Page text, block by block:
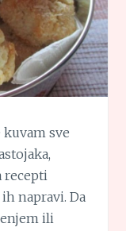
sve
recepti
napravi. Da
ili